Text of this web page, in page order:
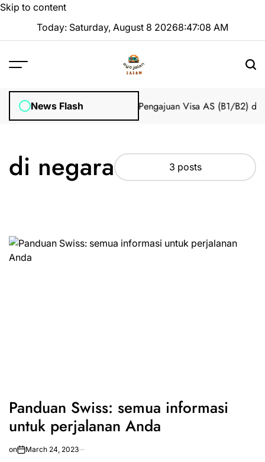
Skip to content
Today: Saturday, August 8 20268:47:08 AM
News Flash
2025 Tanpa Stres Bantuan Pengajuan Visa AS (B1/B2)
di negara 3 posts
Panduan Swiss: semua informasi
untuk perjalanan Anda
on March 24, 2023